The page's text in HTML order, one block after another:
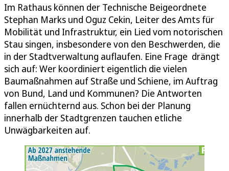
Im Rathaus können der Technische Beigeordnete
Stephan Marks und Oguz Cekin, Leiter des Amts für
Mobilität und Infrastruktur, ein Lied vom notorischen
Stau singen, insbesondere von den Beschwerden, die
in der Stadtverwaltung auflaufen. Eine Frage drängt
sich auf: Wer koordiniert eigentlich die vielen
Baumaßnahmen auf Straße und Schiene, im Auftrag
von Bund, Land und Kommunen? Die Antworten
fallen ernüchternd aus. Schon bei der Planung
innerhalb der Stadtgrenzen tauchen etliche
Unwägbarkeiten auf.